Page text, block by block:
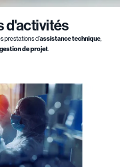
d'activités
prestations d’assistance technique,
gestion de projet.